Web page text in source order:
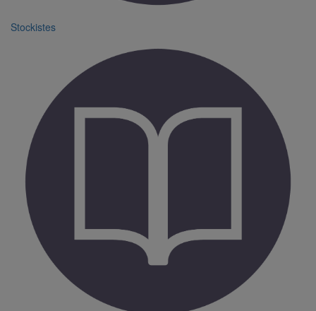
Stockistes